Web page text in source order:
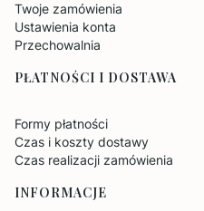
Twoje zamówienia
Ustawienia konta
Przechowalnia
PŁATNOŚCI I DOSTAWA
Formy płatności
Czas i koszty dostawy
Czas realizacji zamówienia
INFORMACJE